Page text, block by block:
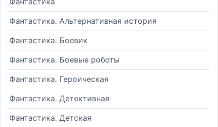
Фантастика. Альтернативная история
Фантастика. Боевик
Фантастика. Боевые роботы
Фантастика. Героическая
Фантастика. Детективная
Фантастика. Детская